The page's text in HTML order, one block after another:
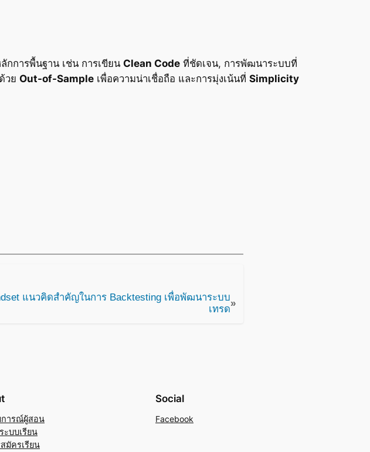
การพื้นฐาน เช่น การเขียน Clean Code ที่ชัดเจน, การพัฒนาระบบที่
วย Out-of-Sample เพื่อความน่าเชื่อถือ และการมุ่งเน้นที่ Simplicity
แนวคิดสำคัญในการ Backtesting เพื่อพัฒนาระบบ
เทรด
»
การณ์ผู้สอน
ะบบเรียน
มัครเรียน
Social
Facebook